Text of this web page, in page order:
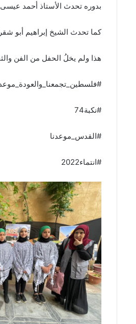
بدوره تحدث الأستاذ أحمد
كما تحدث الشيخ إبراهيم أبو
هذا ولم يخلُ الحفل من الفن
#نكبة74
#القدس_موعدنا
#انتماء2022